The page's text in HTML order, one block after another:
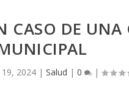
CASO DE
2024| Salud | 0 |